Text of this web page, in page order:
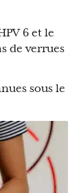
6 et le
de verrues
sous le